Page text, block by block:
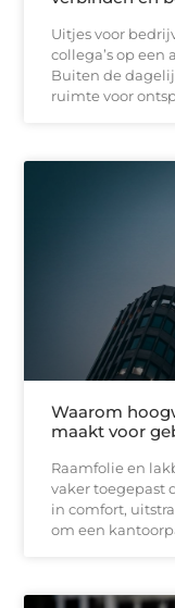
Uitjes voor
collega’s op
Buiten de
ruimte voor
Waarom
maakt voor
Raamfolie en
vaker toegepast
in comfort,
om een